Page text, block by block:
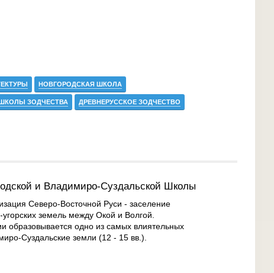
НОВГОРОДСКАЯ ШКОЛА
ЗОДЧЕСТВА ДРЕВНЕРУССКОЕ ЗОДЧЕСТВО
и Владимиро-Суздальской Школы
Северо-Восточной Руси - заселение
земель между Окой и Волгой.
образовывается одно из самых влиятельных
Суздальские земли (12 - 15 вв.).